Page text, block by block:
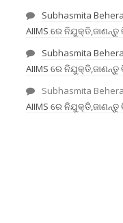
Subhasmita Behera
AIIMS ରେ
Subhasmita Behera
AIIMS ରେ
Subhasmita Behera
AIIMS ରେ